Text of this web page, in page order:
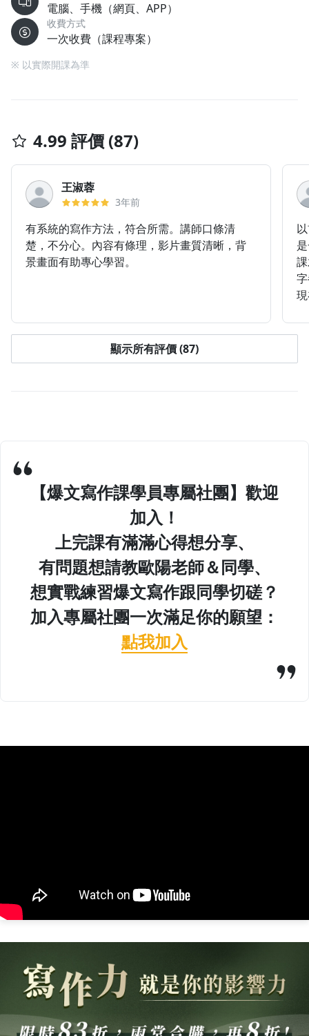
電腦、手機（網頁、APP）
收費方式
一次收費（課程專案）
※ 以實際開課為準
4.99 評價 (87)
王淑蓉
3年前
有系統的寫作方法，符合所需。講師口條清
楚，不分心。內容有條理，影片畫質清晰，背
景畫面有助專心學習。
顯示所有評價 (87)
【爆文寫作課學員專屬社團】歡迎
加入！
上完課有滿滿心得想分享、
有問題想請教歐陽老師＆同學、
想實戰練習爆文寫作跟同學切磋？
加入專屬社團一次滿足你的願望：
點我加入